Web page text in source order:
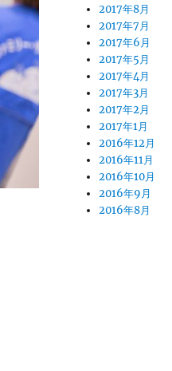
2017年8月
2017年7月
2017年6月
2017年5月
2017年4月
2017年3月
2017年2月
2017年1月
2016年12月
2016年11月
2016年10月
2016年9月
2016年8月